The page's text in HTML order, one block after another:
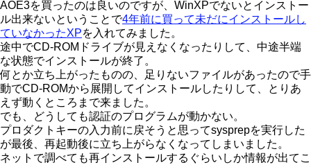
AOE3を買ったのは良いのですが、WinXPでないとインストー
ル出来ないということで4年前に買って未だにインストールし
ていなかったXPを入れてみました。
途中でCD-ROMドライブが見えなくなったりして、中途半端
な状態でインストールが終了。
何とか立ち上がったものの、足りないファイルがあったので手
動でCD-ROMから展開してインストールしたりして、とりあ
えず動くところまで来ました。
でも、どうしても認証のプログラムが動かない。
プロダクトキーの入力前に戻そうと思ってsysprepを実行した
が最後、再起動後に立ち上がらなくなってしまいました。
ネットで調べても再インストールするぐらいしか情報が出てこ